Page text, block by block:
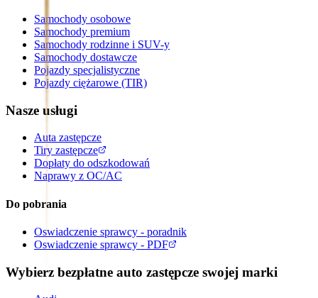
Samochody osobowe
Samochody premium
Samochody rodzinne i SUV-y
Samochody dostawcze
Pojazdy specjalistyczne
Pojazdy ciężarowe (TIR)
Nasze usługi
Auta zastępcze
Tiry zastępcze
Dopłaty do odszkodowań
Naprawy z OC/AC
Do pobrania
Oswiadczenie sprawcy - poradnik
Oswiadczenie sprawcy - PDF
Wybierz bezpłatne auto zastępcze swojej marki